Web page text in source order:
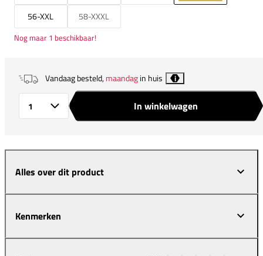
56-XXL
58-XXXL
Nog maar 1 beschikbaar!
Vandaag besteld,maandagin huis i
In winkelwagen
Alles over dit product
Kenmerken